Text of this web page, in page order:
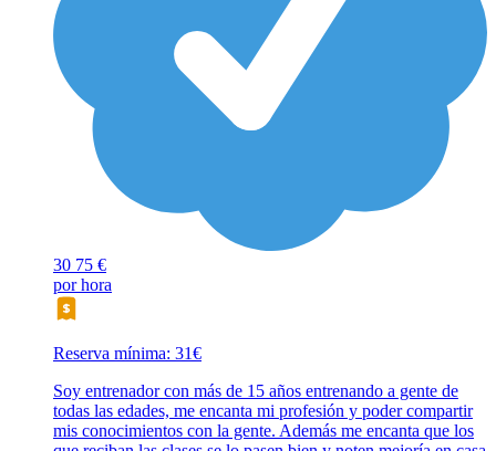
30 75 €
por hora
Reserva mínima: 31€
Soy entrenador con más de 15 años entrenando a gente de
todas las edades, me encanta mi profesión y poder compartir
mis conocimientos con la gente. Además me encanta que los